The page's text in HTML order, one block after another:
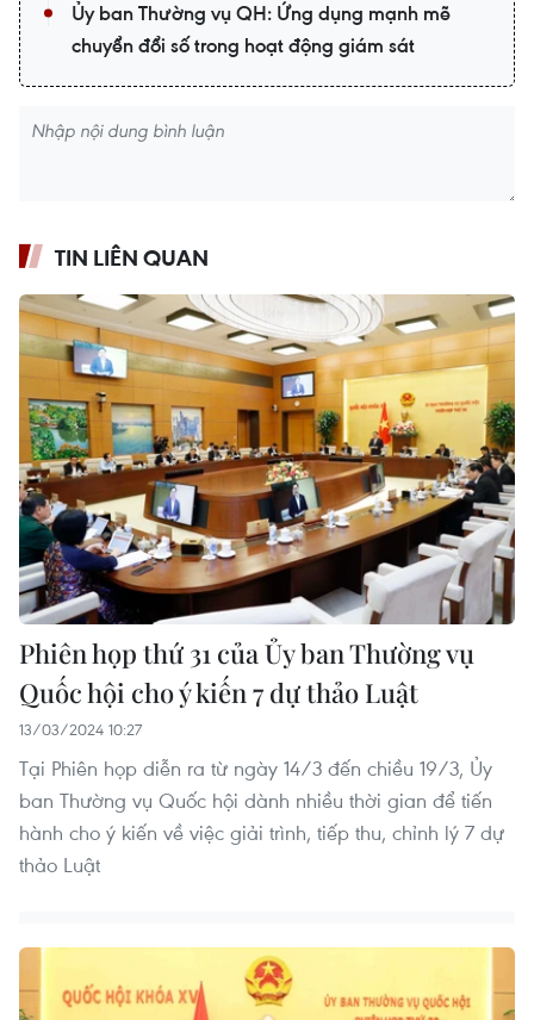
Ủy ban Thường vụ QH: Ứng dụng mạnh mẽ
chuyển đổi số trong hoạt động giám sát
TIN LIÊN QUAN
Phiên họp thứ 31 của Ủy ban Thường vụ
Quốc hội cho ý kiến 7 dự thảo Luật
13/03/2024 10:27
Tại Phiên họp diễn ra từ ngày 14/3 đến chiều 19/3, Ủy
ban Thường vụ Quốc hội dành nhiều thời gian để tiến
hành cho ý kiến về việc giải trình, tiếp thu, chỉnh lý 7 dự
thảo Luật